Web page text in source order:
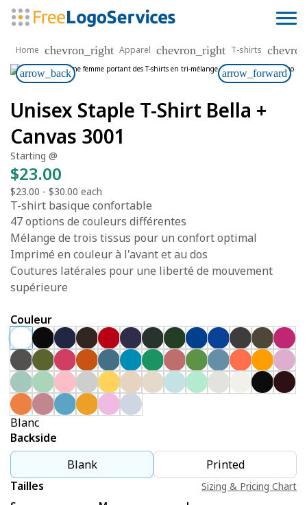
Home chevron_right Apparel chevron_right T-shirts
arrow_back arrow_forward
Unisex Staple T-Shirt Bella +
Canvas 3001
Starting @
$23.00
$23.00 - $30.00 each
T-shirt basique confortable
47 options de couleurs différentes
Mélange de trois tissus pour un confort optimal
Imprimé en couleur à l'avant et au dos
Coutures latérales pour une liberté de mouvement
supérieure
Couleur
Blanc
Backside
Blank
Printed
Tailles
Sizing & Pricing Chart